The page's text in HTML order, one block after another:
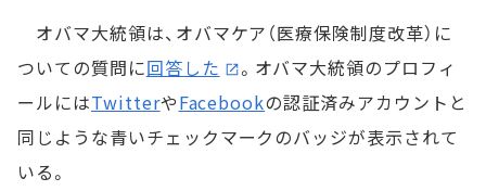
オバマ大統領は、オバマケア（医療保険制度改革）に
ついての質問に回答した
。オバマ大統領のプロフィ
ールにはTwitterやFacebookの認証済みアカウントと
同じような青いチェックマークのバッジが表示されて
いる。